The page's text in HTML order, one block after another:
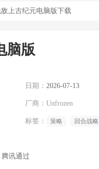
上古纪元电脑版下载
脑版
日期： 2026-07-13
厂商： Unfrozen
标签： 策略 回合战略
腾讯通过